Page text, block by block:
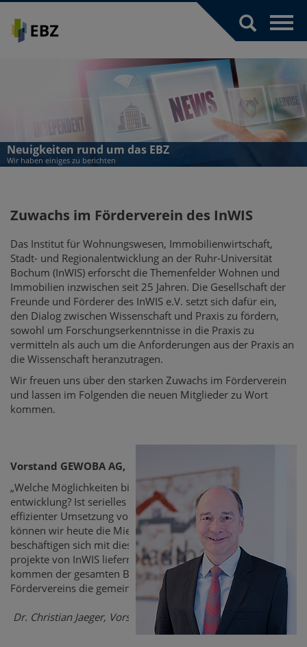
Neuigkeiten rund um das EBZ
Wir haben einiges zu berichten
Zuwachs im Förderverein des InWIS
Das Institut für Wohnungswesen, Immobilienwirtschaft,
Stadt- und Regionalentwicklung an der Ruhr-Universität
Bochum (InWIS) erforscht die Themenfelder Wohnen und
Immobilien inzwischen seit 25 Jahren. Die Gesellschaft der
Freunde und Förderer des InWIS e.V. setzt sich dafür ein,
den Dialog zwischen Wissenschaft und Praxis zu fördern,
sowohl um Forschungserkenntnisse in die Praxis zu
vermitteln als auch um die Anforderungen aus der Praxis an
die Wissenschaft heranzutragen.
Wir freuen uns über den starken Zuwachs im Förderverein
und lassen im Folgenden die neuen Mitglieder zu Wort
kommen.
Vorstand GEWOBA AG, Bremen
„Welche Möglichkeiten bietet der Einsatz digitaler Systeme für
entwicklung? Ist serielles Bauen die Antwort auf die Fragen
effizienter Umsetzung von Wohnungsbauvorhaben? Mit
können wir heute die Mieter von morgen begeistern?
beschäftigen sich mit diesen und weiteren Fragen. Die
projekte von InWIS liefern uns wichtige Hinweise für unsere
kommen der gesamten Branche zu Gute. Deshalb
Fördervereins die gemeinnützige Arbeit des InWIS.“
Dr. Christian Jaeger, Vorstandsmitglied